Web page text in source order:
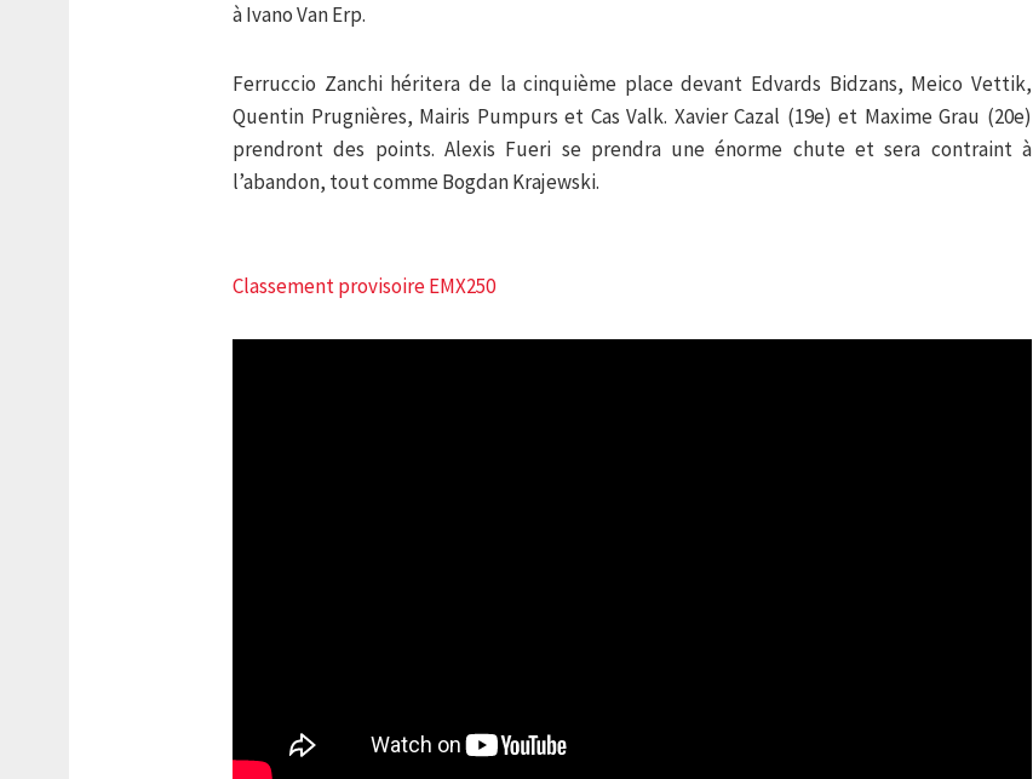
à Ivano Van Erp.
Ferruccio Zanchi héritera de la cinquième place devant Edvards Bidzans, Meico Vettik,
Quentin Prugnières, Mairis Pumpurs et Cas Valk. Xavier Cazal (19e) et Maxime Grau (20e)
prendront des points. Alexis Fueri se prendra une énorme chute et sera contraint à
l’abandon, tout comme Bogdan Krajewski.
Classement provisoire EMX250